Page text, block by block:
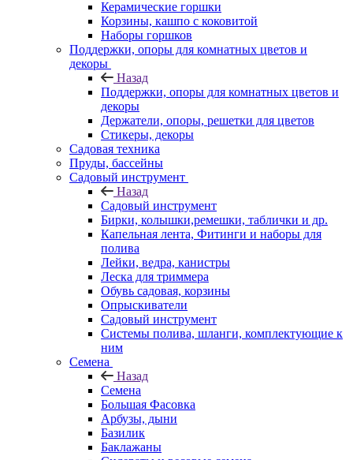
Керамические горшки
Корзины, кашпо с коковитой
Наборы горшков
Поддержки, опоры для комнатных цветов и
декоры
Назад
Поддержки, опоры для комнатных цветов и
декоры
Держатели, опоры, решетки для цветов
Стикеры, декоры
Садовая техника
Пруды, бассейны
Садовый инструмент
Назад
Садовый инструмент
Бирки, колышки,ремешки, таблички и др.
Капельная лента, Фитинги и наборы для
полива
Лейки, ведра, канистры
Леска для триммера
Обувь садовая, корзины
Опрыскиватели
Садовый инструмент
Системы полива, шланги, комплектующие к
ним
Семена
Назад
Семена
Большая Фасовка
Арбузы, дыни
Базилик
Баклажаны